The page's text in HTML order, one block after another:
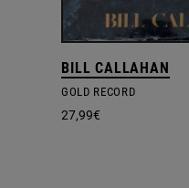
BILL CALLAHAN
GOLD RECORD
27,99€